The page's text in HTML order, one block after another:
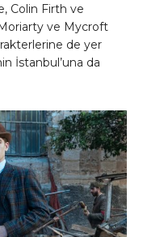
Colin Firth ve
ve Mycroft
de yer
İstanbul’una da